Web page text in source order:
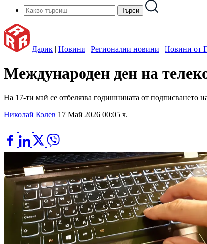
Дарик | Новини | Регионални новини | Новини от
Международен ден на
На 17-ти май се отбелязва годишнината от подписването
Николай Колев 17 Май 2026 00:05 ч.